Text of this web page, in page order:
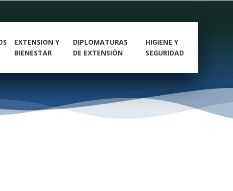
EXTENSION Y
BIENESTAR
DIPLOMATURAS
DE EXTENSIÓN
HIGIENE Y
SEGURIDAD